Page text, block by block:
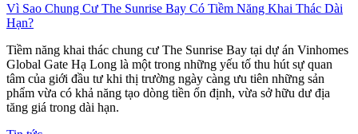
Vì Sao Chung Cư The Sunrise Bay Có Tiềm Năng Khai Thác Dài
Hạn?
Tiềm năng khai thác chung cư The Sunrise Bay tại dự án Vinhomes
Global Gate Hạ Long là một trong những yếu tố thu hút sự quan
tâm của giới đầu tư khi thị trường ngày càng ưu tiên những sản
phẩm vừa có khả năng tạo dòng tiền ổn định, vừa sở hữu dư địa
tăng giá trong dài hạn.